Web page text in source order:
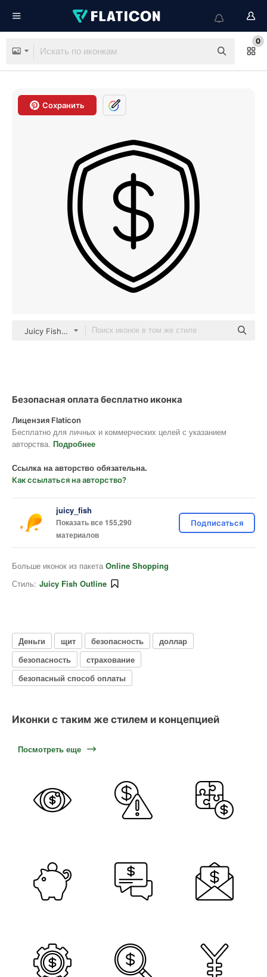
0
Сохранить
Juicy Fish Outline
Безопасная оплата бесплатно иконка
Лицензия Flaticon
Бесплатно для личных и коммерческих целей с указанием
авторства. Подробнее
Ссылка на авторство обязательна.
Как ссылаться на авторство?
juicy_fish
Показать все 155,290
материалов
Подписаться
Больше иконок из пакета Online Shopping
Стиль: Juicy Fish Outline
Деньги щит безопасность
доллар
безопасность
страхование
безопасный способ оплаты
Иконки с таким же стилем и концепцией
Посмотреть еще